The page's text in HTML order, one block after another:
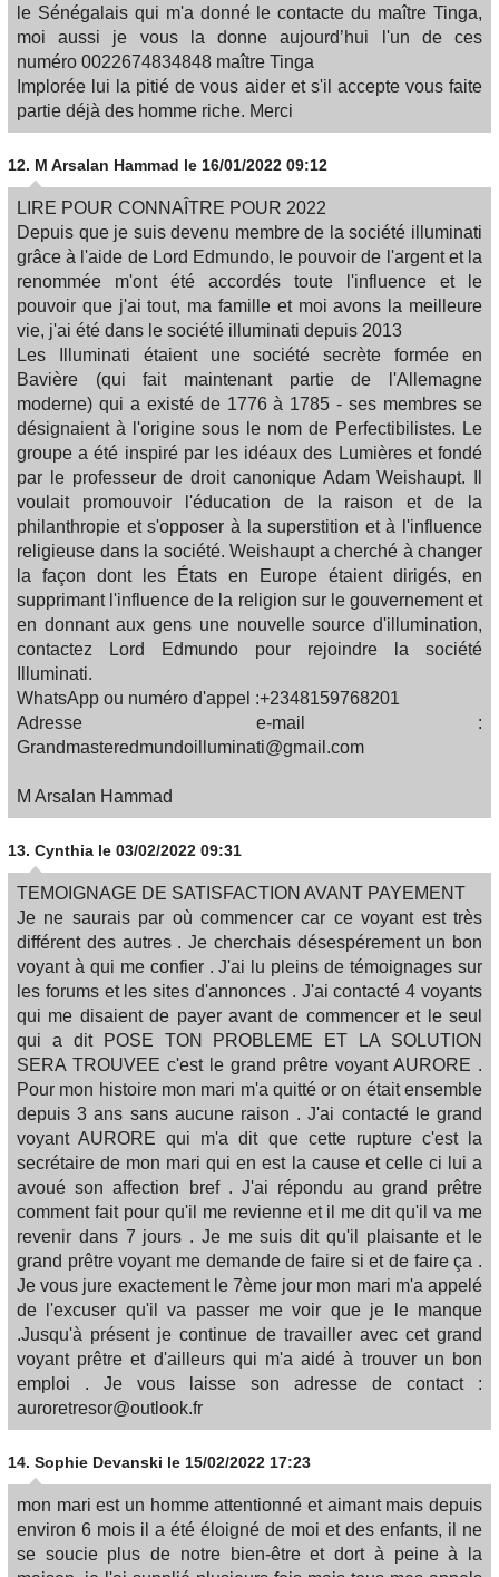
le Sénégalais qui m'a donné le contacte du maître Tinga,
moi aussi je vous la donne aujourd’hui l'un de ces
numéro 0022674834848 maître Tinga
Implorée lui la pitié de vous aider et s'il accepte vous faite
partie déjà des homme riche. Merci
12. M Arsalan Hammad le 16/01/2022 09:12
LIRE POUR CONNAÎTRE POUR 2022
Depuis que je suis devenu membre de la société illuminati
grâce à l'aide de Lord Edmundo, le pouvoir de l'argent et la
renommée m'ont été accordés toute l'influence et le
pouvoir que j'ai tout, ma famille et moi avons la meilleure
vie, j'ai été dans le société illuminati depuis 2013
Les Illuminati étaient une société secrète formée en
Bavière (qui fait maintenant partie de l'Allemagne
moderne) qui a existé de 1776 à 1785 - ses membres se
désignaient à l'origine sous le nom de Perfectibilistes. Le
groupe a été inspiré par les idéaux des Lumières et fondé
par le professeur de droit canonique Adam Weishaupt. Il
voulait promouvoir l'éducation de la raison et de la
philanthropie et s'opposer à la superstition et à l'influence
religieuse dans la société. Weishaupt a cherché à changer
la façon dont les États en Europe étaient dirigés, en
supprimant l'influence de la religion sur le gouvernement et
en donnant aux gens une nouvelle source d'illumination,
contactez Lord Edmundo pour rejoindre la société
Illuminati.
WhatsApp ou numéro d'appel :+2348159768201
Adresse e-mail :
Grandmasteredmundoilluminati@gmail.com
M Arsalan Hammad
13. Cynthia le 03/02/2022 09:31
TEMOIGNAGE DE SATISFACTION AVANT PAYEMENT
Je ne saurais par où commencer car ce voyant est très
différent des autres . Je cherchais désespérement un bon
voyant à qui me confier . J'ai lu pleins de témoignages sur
les forums et les sites d'annonces . J'ai contacté 4 voyants
qui me disaient de payer avant de commencer et le seul
qui a dit POSE TON PROBLEME ET LA SOLUTION
SERA TROUVEE c'est le grand prêtre voyant AURORE .
Pour mon histoire mon mari m'a quitté or on était ensemble
depuis 3 ans sans aucune raison . J'ai contacté le grand
voyant AURORE qui m'a dit que cette rupture c'est la
secrétaire de mon mari qui en est la cause et celle ci lui a
avoué son affection bref . J'ai répondu au grand prêtre
comment fait pour qu'il me revienne et il me dit qu'il va me
revenir dans 7 jours . Je me suis dit qu'il plaisante et le
grand prêtre voyant me demande de faire si et de faire ça .
Je vous jure exactement le 7ème jour mon mari m'a appelé
de l'excuser qu'il va passer me voir que je le manque
.Jusqu'à présent je continue de travailler avec cet grand
voyant prêtre et d'ailleurs qui m'a aidé à trouver un bon
emploi . Je vous laisse son adresse de contact :
auroretresor@outlook.fr
14. Sophie Devanski le 15/02/2022 17:23
mon mari est un homme attentionné et aimant mais depuis
environ 6 mois il a été éloigné de moi et des enfants, il ne
se soucie plus de notre bien-être et dort à peine à la